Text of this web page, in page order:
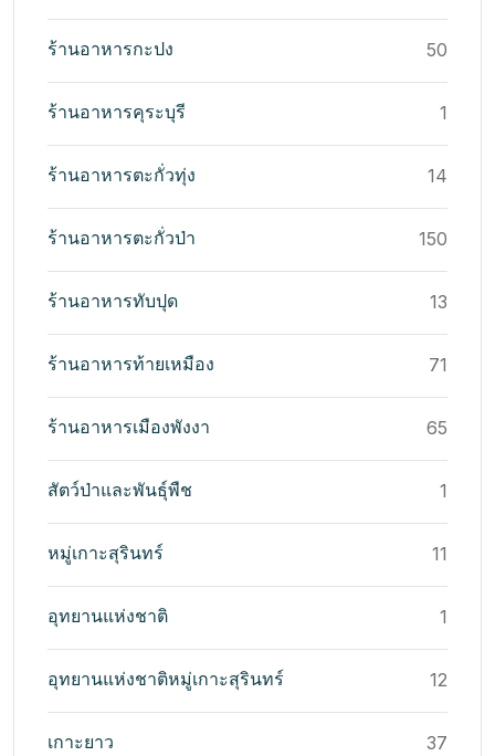
ร้านอาหารกะปง 50
ร้านอาหารคุระบุรี 1
ร้านอาหารตะกั่วทุ่ง 14
ร้านอาหารตะกั่วป่า 150
ร้านอาหารทับปุด 13
ร้านอาหารท้ายเหมือง 71
ร้านอาหารเมืองพังงา 65
สัตว์ป่าและพันธุ์พืช 1
หมู่เกาะสุรินทร์ 11
อุทยานแห่งชาติ 1
อุทยานแห่งชาติหมู่เกาะสุรินทร์ 12
เกาะยาว 37